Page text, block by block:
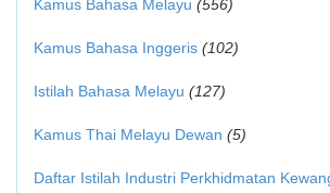
Kamus Bahasa Melayu (556)
Kamus Bahasa Inggeris (102)
Istilah Bahasa Melayu (127)
Kamus Thai Melayu Dewan (5)
Daftar Istilah Industri Perkhidmatan